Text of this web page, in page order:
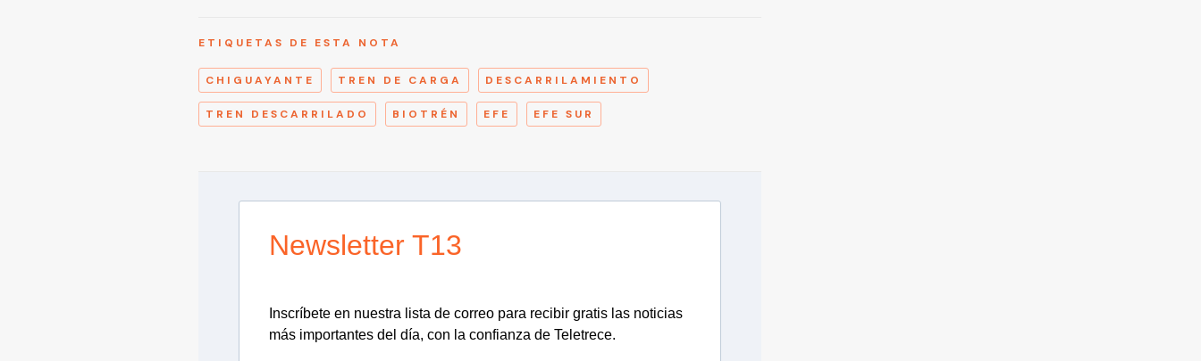
ETIQUETAS DE ESTA NOTA
CHIGUAYANTE TREN DE CARGA DESCARRILAMIENTO
TREN DESCARRILADO BIOTRÉN EFE EFE SUR
Newsletter T13
Inscríbete en nuestra lista de correo para recibir gratis las noticias
más importantes del día, con la confianza de Teletrece.